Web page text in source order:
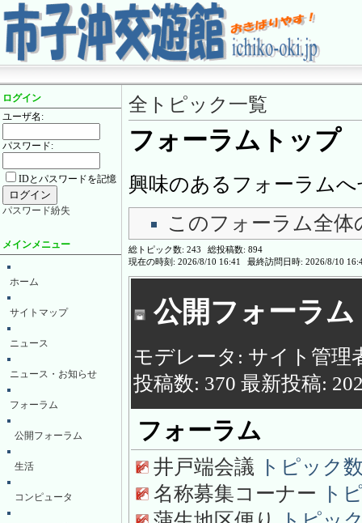
ログイン
ユーザ名:
パスワード:
IDとパスワードを記憶
パスワード紛失
メインメニュー
ホーム
サイトマップ
ニュース
ニュース・お知らせ
フォーラム
公開フォーラム
生活
コンピュータ
全トピック一覧
フォーラムトップ
興味のあるフォーラム
このフォーラム全体
総トピック数: 243 総投稿数: 894
現在の時刻: 2026/8/10 16:41 最終訪問日時: 2026/8/10
公開フォーラム
モデレータ: サイト管理
投稿数: 370 最新投稿:
フォーラム
井戸端会議 トピック
名称募集コーナー
ト